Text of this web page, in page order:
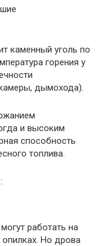
каменный уголь по
горения у
дымохода).
и высоким
способность
топлива.
работать на
Но дрова